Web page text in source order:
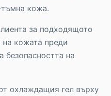
тъмна кожа.
за подходящото
на кожата преди
безопасността на
охлаждащия гел върху